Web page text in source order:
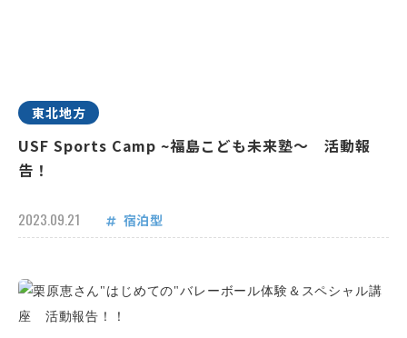
東北地方
USF Sports Camp ~福島こども未来塾～ 活動報
告！
2023.09.21 宿泊型